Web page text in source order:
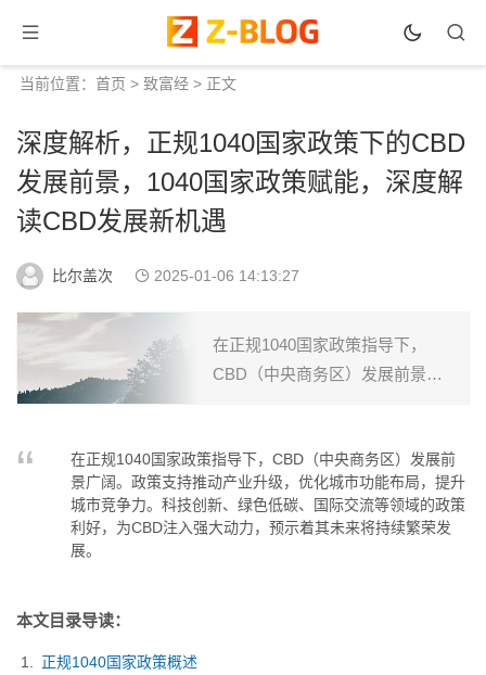
当前位置： 首页 > 致富经 > 正文
深度解析，正规1040国家政策下的CBD
发展前景，1040国家政策赋能，深度解
读CBD发展新机遇
比尔盖次 2025-01-06 14:13:27
在正规1040国家政策指导下，
CBD（中央商务区）发展前景广
力。科技创新、绿色低碳、国际
交流等领域的政策利好，为...
在正规1040国家政策指导下，CBD（中央商务区）发展前
景广阔。政策支持推动产业升级，优化城市功能布局，提升
城市竞争力。科技创新、绿色低碳、国际交流等领域的政策
利好，为CBD注入强大动力，预示着其未来将持续繁荣发
展。
本文目录导读：
正规1040国家政策概述